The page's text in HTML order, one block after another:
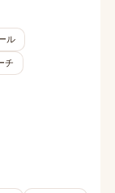
ル
チ